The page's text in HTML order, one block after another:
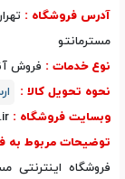
آدرس فروشگاه :
مسترمانتو
نوع خدمات : فروش
نحوه تحویل کالا :
وبسایت فروشگاه :
توضیحات مربوط به
فروشگاه اینترنتی